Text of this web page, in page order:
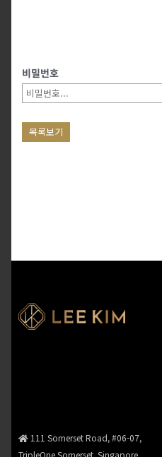
비밀번호
목록보기
111 Somerset Road, #06-07,